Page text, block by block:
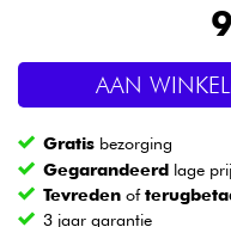
Licht
Blaasinstrument
AAN
Gratis bezorging
Gegarandeerd lage
Tevreden of
3 jaar garantie